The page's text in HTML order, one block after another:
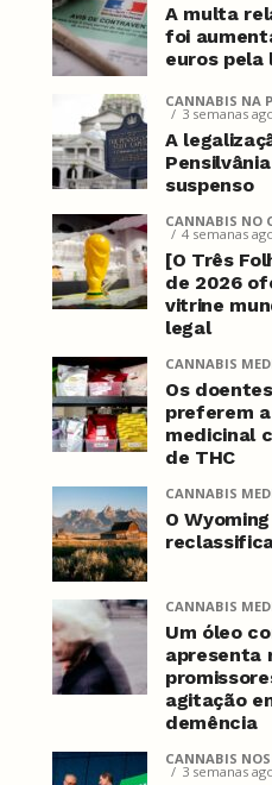
A multa
foi
euros pela
CANNABIS NA
3 semanas
A
suspenso
CANNABIS NO
4 semanas
[O Três
de 2026
vitrine
legal
CANNABIS
Os
preferem
medicinal
de THC
CANNABIS
O
CANNABIS
Um óleo
apresenta
agitação
demência
CANNABIS
3 semanas